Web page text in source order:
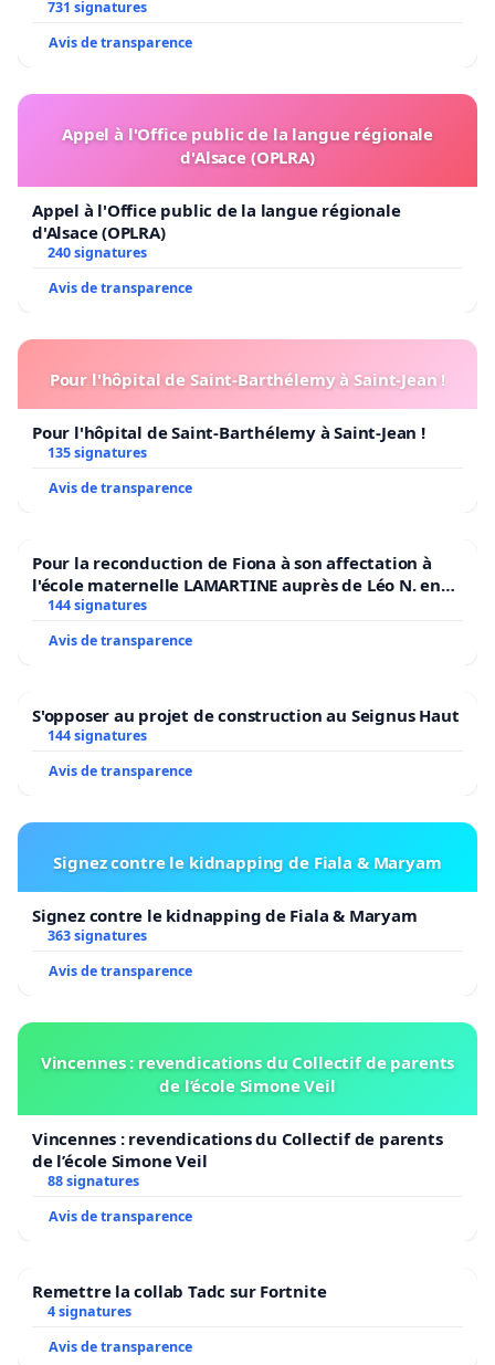
731 signatures
Avis de transparence
Appel à l'Office public de la langue régionale
d'Alsace (OPLRA)
Appel à l'Office public de la langue régionale
d'Alsace (OPLRA)
240 signatures
Avis de transparence
Pour l'hôpital de Saint-Barthélemy à Saint-Jean !
Pour l'hôpital de Saint-Barthélemy à Saint-Jean !
135 signatures
Avis de transparence
Pour la reconduction de Fiona à son affectation à
l'école maternelle LAMARTINE auprès de Léo N. en
2026/2027
144 signatures
Avis de transparence
S'opposer au projet de construction au Seignus Haut
144 signatures
Avis de transparence
Signez contre le kidnapping de Fiala & Maryam
Signez contre le kidnapping de Fiala & Maryam
363 signatures
Avis de transparence
Vincennes : revendications du Collectif de parents
de l’école Simone Veil
Vincennes : revendications du Collectif de parents
de l’école Simone Veil
88 signatures
Avis de transparence
Remettre la collab Tadc sur Fortnite
4 signatures
Avis de transparence